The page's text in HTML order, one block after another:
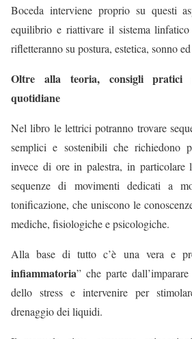
Boceda interviene proprio su questi
equilibrio e riattivare il sistema
rifletteranno su postura, estetica, sonno
Oltre alla teoria, consigli pratici
quotidiane
Nel libro le lettrici potranno trovare
semplici e sostenibili che richiedono
invece di ore in palestra, in
sequenze di movimenti dedicati a
tonificazione, che uniscono le
mediche, fisiologiche e psicologiche.
Alla base di tutto c’è una vera e
infiammatoria” che parte
dello stress e intervenire per
drenaggio dei liquidi.